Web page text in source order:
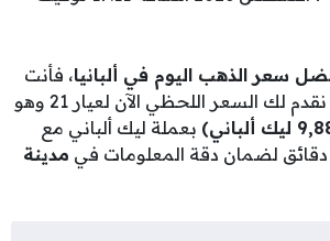
سعر الذهب اليوم في ألبانيا، فأنت
لك السعر اللحظي الآن لعيار 21 وهو
بعملة ليك ألباني مع
مدينة